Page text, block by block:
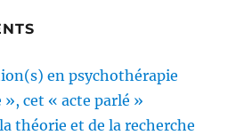
en psychothérapie
cet « acte parlé »
théorie et de la recherche